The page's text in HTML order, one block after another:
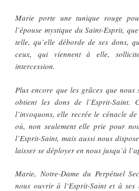
Marie porte une tunique rouge
l’épouse mystique du Saint-Esprit,
telle, qu’elle déborde de ses dons,
ceux, qui viennent à elle,
intercession.
Plus encore que les grâces que
obtient les dons de l’Esprit-Saint.
l’invoquons, elle recrée le cénacle
où, non seulement elle prie pour
l’Esprit-Saint, mais aussi nous
laisser se déployer en nous jusqu’à
Marie, Notre-Dame du Perpétuel
nous ouvrir à l‘Esprit-Saint et à ses